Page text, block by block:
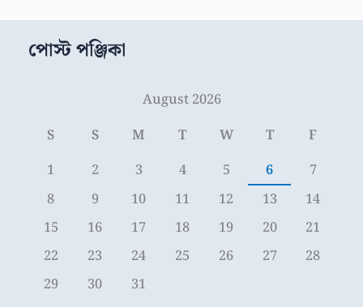
পোস্ট পঞ্জিকা
August 2026
S
S M T W T
F
1
2 3 4 5 6
7
8
9 10 11 12 13
14
15
16 17 18 19 20
21
22
23 24 25 26 27
28
29
30 31